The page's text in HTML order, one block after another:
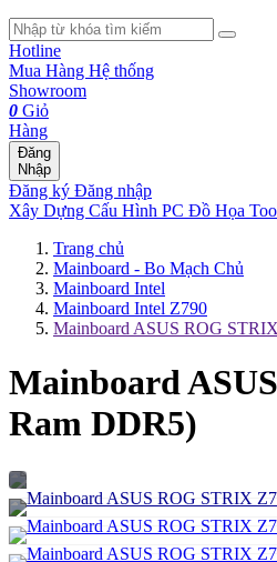
Hotline
Mua Hàng Hệ thống
Showroom
0 Giỏ
Hàng
Đăng
Nhập
Đăng ký Đăng nhập
Xây Dựng Cấu Hình PC Đồ Họa
Trang chủ
Mainboard - Bo Mạch Chủ
Mainboard Intel
Mainboard Intel Z790
Mainboard ASUS ROG
Mainboard
Ram DDR5)